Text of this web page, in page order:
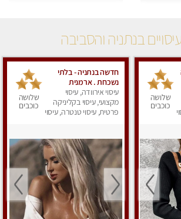
בנתניה והסביבה
שלושה
כוכבים
חדשה בנתניה - בלתי
נשכחת . ארמנית
מהממת ובלתי נשכחת
!!!! מזמינה למפגש בלתי
נשכח
עיסוי אירוודה, עיסוי
מקצועי, עיסוי בקליניקה
פרטית, עיסוי טנטרה, עיסוי
שלושה
כוכבים